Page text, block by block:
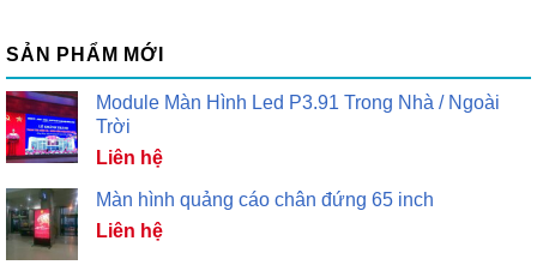
SẢN PHẨM MỚI
Module Màn Hình Led P3.91 Trong Nhà / Ngoài
Trời
Liên hệ
Màn hình quảng cáo chân đứng 65 inch
Liên hệ